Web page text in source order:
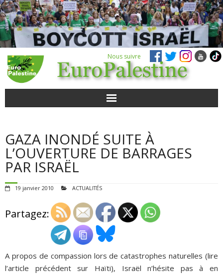
Nous suivre
POUR AGIR
AGENDA
VIDÉOS
QUI SOMMES-NOUS ?
ADHÉSIONS, DONS, CONTACT
GAZA INONDÉ SUITE À
L’OUVERTURE DE BARRAGES
PAR ISRAËL
19 janvier 2010 ACTUALITÉS
Partagez:
A propos de compassion lors de catastrophes naturelles (lire
l’article précédent sur Haïti), Israël n’hésite pas à en